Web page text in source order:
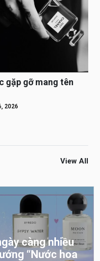
gặp gỡ mang tên
2026
View All
càng nhiều
“Nước hoa